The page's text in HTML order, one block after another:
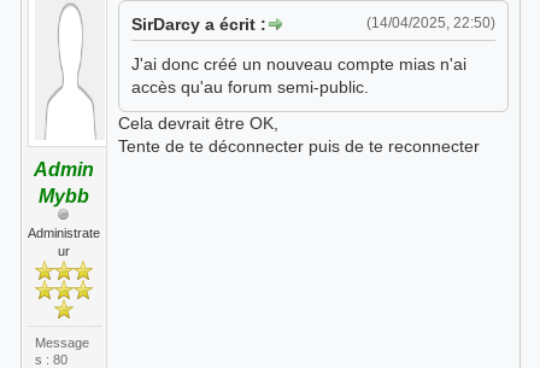
Admin
Mybb
Administrate
ur
Message
s : 80
(14/04/2025, 22:50)
SirDarcy a écrit :
J'ai donc créé un nouveau compte mias n'ai
accès qu'au forum semi-public.
Cela devrait être OK,
Tente de te déconnecter puis de te reconnecter